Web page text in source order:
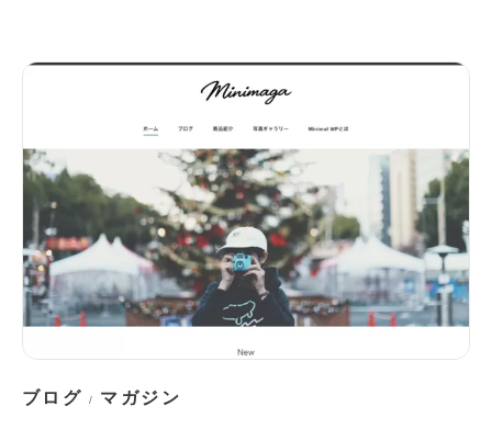
ブログ / マガジン